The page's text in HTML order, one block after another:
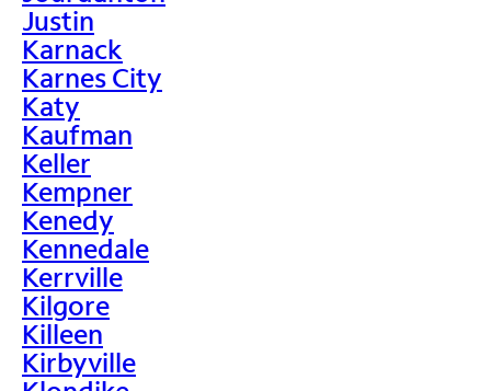
Justin
Karnack
Karnes City
Katy
Kaufman
Keller
Kempner
Kenedy
Kennedale
Kerrville
Kilgore
Killeen
Kirbyville